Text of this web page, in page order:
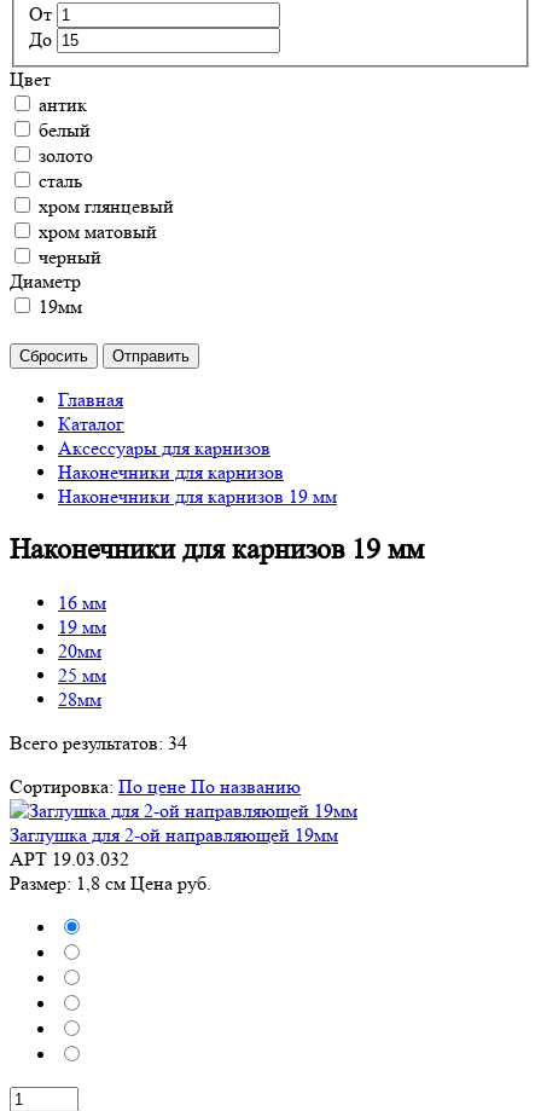
От
До
Цвет
антик
белый
золото
сталь
хром глянцевый
хром матовый
черный
Диаметр
19мм
Сбросить Отправить
Главная
Каталог
Аксессуары для карнизов
Наконечники для карнизов
Наконечники для карнизов 19 мм
Наконечники для карнизов 19 мм
16 мм
19 мм
20мм
25 мм
28мм
Всего результатов: 34
Сортировка: По цене По названию
Заглушка для 2-ой направляющей 19мм
АРТ 19.03.032
Размер: 1,8 см Цена руб.